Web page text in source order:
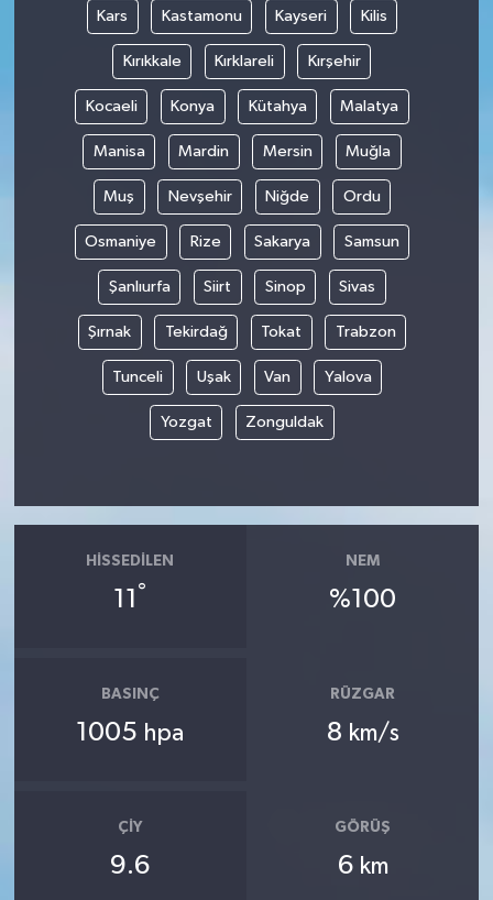
Kars Kastamonu Kayseri Kilis
Kırıkkale Kırklareli Kırşehir
Kocaeli Konya Kütahya Malatya
Manisa Mardin Mersin Muğla
Muş Nevşehir Niğde Ordu
Osmaniye Rize Sakarya Samsun
Şanlıurfa Siirt Sinop Sivas
Şırnak Tekirdağ Tokat Trabzon
Tunceli Uşak Van Yalova
Yozgat Zonguldak
HISSEDILEN
11 °
NEM
%100
BASINÇ
1005 hpa
RÜZGAR
8 km/s
ÇIY
9.6
GÖRÜŞ
6 km